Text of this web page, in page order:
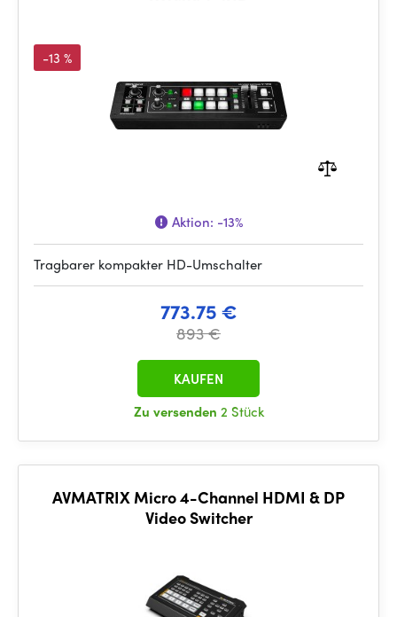
-13 %
Aktion: -13%
Tragbarer kompakter HD-Umschalter
773.75 €
893 €
Zu versenden 2 Stück
KAUFEN
AVMATRIX Micro 4-Channel HDMI & DP
Video Switcher